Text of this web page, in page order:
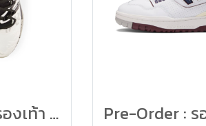
Pre-Order : รองเท้า New Balance FuelCell Two Wxy v3 CW3 Size 25-29cm